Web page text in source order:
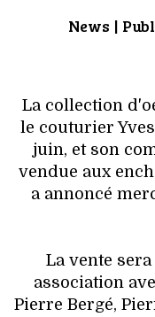
News |
La collection
le couturier
juin, et son
vendue aux
a annoncé
La vente
association
Pierre Bergé,